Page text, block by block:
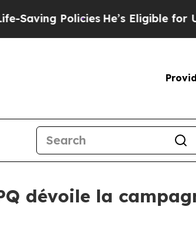
Policies He’s Eligible for Up to
dévoile la